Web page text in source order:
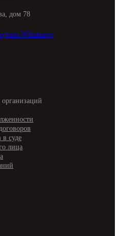
дом 78
Whatsapp
в суде
лица